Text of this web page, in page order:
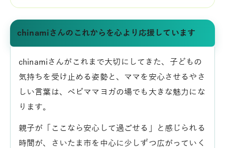
chinamiさんのこれからを心より応援しています
chinamiさんがこれまで大切にしてきた、子どもの
気持ちを受け止める姿勢と、ママを安心させるやさ
しい言葉は、ベビママヨガの場でも大きな魅力にな
ります。
親子が「ここなら安心して過ごせる」と感じられる
時間が、さいたま市を中心に少しずつ広がっていく